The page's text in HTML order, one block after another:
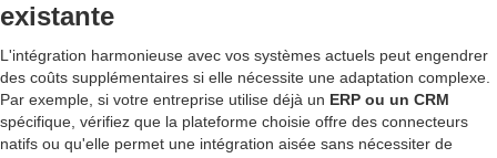
existante
L'intégration harmonieuse avec vos systèmes actuels peut engendrer
des coûts supplémentaires si elle nécessite une adaptation complexe.
Par exemple, si votre entreprise utilise déjà un ERP ou un CRM
spécifique, vérifiez que la plateforme choisie offre des connecteurs
natifs ou qu'elle permet une intégration aisée sans nécessiter de